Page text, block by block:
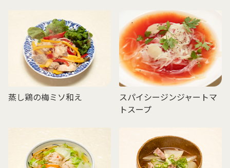
蒸し鶏の梅ミソ和え
スパイシージンジャートマ
トスープ